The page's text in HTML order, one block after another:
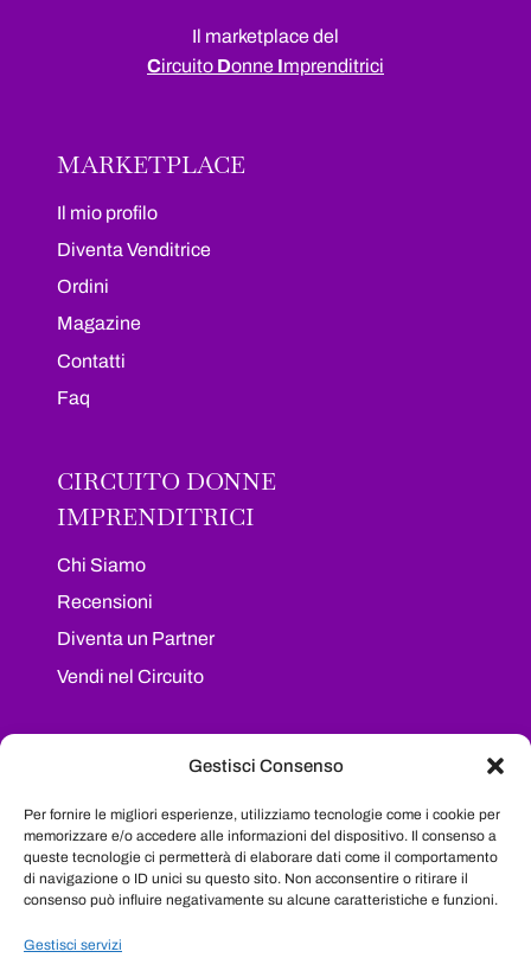
Gestisci Consenso
Per fornire le migliori esperienze, utilizziamo tecnologie come i cookie per
memorizzare e/o accedere alle informazioni del dispositivo. Il consenso a
queste tecnologie ci permetterà di elaborare dati come il comportamento
di navigazione o ID unici su questo sito. Non acconsentire o ritirare il
consenso può influire negativamente su alcune caratteristiche e funzioni.
Gestisci servizi
Il marketplace del
Circuito Donne Imprenditrici
MARKETPLACE
Il mio profilo
Diventa Venditrice
Ordini
Magazine
Contatti
Faq
CIRCUITO DONNE
IMPRENDITRICI
Chi Siamo
Recensioni
Diventa un Partner
Vendi nel Circuito
I NOSTRI SOCIAL
Segui il nostro progetto sui maggiori social
network e resta sempre aggiornata su tutte le
novità
Facebook InstagramLinkedIn YouTube